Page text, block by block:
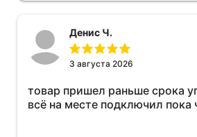
Денис Ч.
3 августа 2026
товар пришел раньше срока
всё на месте подключил пока